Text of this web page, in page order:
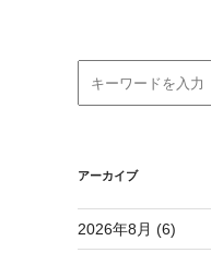
アーカイブ
2026年8月 (6)